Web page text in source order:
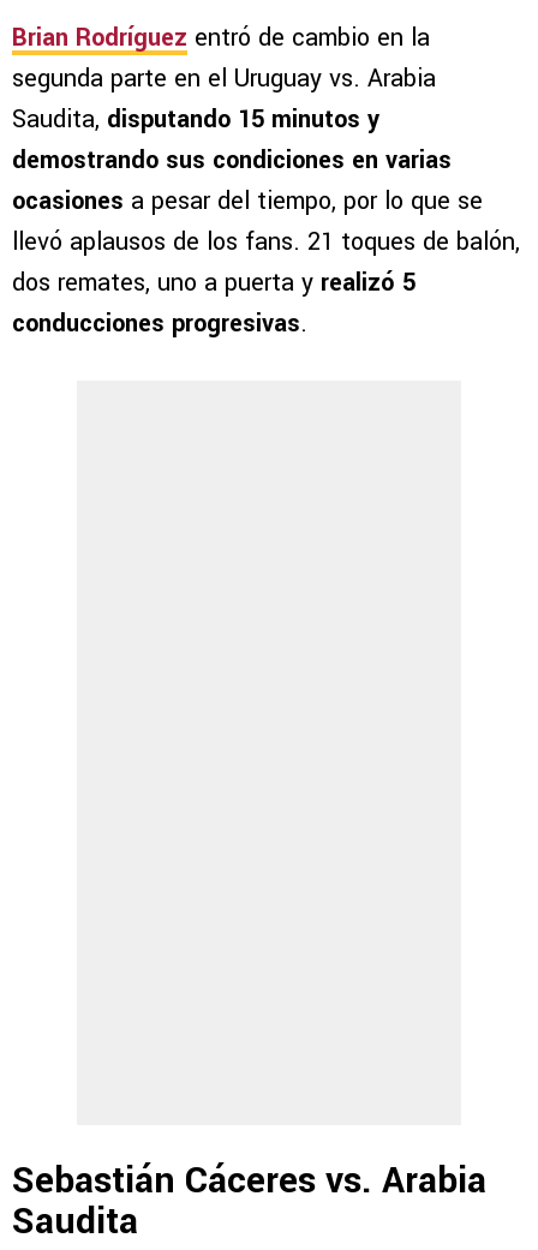
Brian Rodríguez entró de cambio en la
segunda parte en el Uruguay vs. Arabia
Saudita, disputando 15 minutos y
demostrando sus condiciones en varias
ocasiones a pesar del tiempo, por lo que se
llevó aplausos de los fans. 21 toques de balón,
dos remates, uno a puerta y realizó 5
conducciones progresivas.
Sebastián Cáceres vs. Arabia
Saudita